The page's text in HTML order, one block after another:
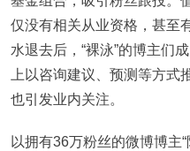
仅没有相关从业资格，甚至
水退去后，“裸泳”的博主们
上以咨询建议、预测等方式
也引发业内关注。
以拥有36万粉丝的微博博主